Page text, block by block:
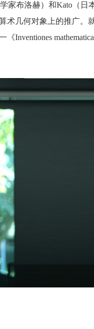
学家布洛赫）和Kato （日
术几何对象上的推广。
《Inventiones